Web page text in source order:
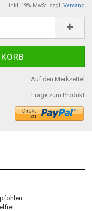
inkl. 19% MwSt. zzgl. Versand
Auf den Merkzettel
Frage zum Produkt